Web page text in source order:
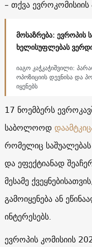
– თქვა ევროკომისიის
მოსაზრება: ევროპის
ხელისუფლებას
იაგო კაჭკაჭიშვილი:
ოპოზიციის დევნისა და
იყენებს
17 ნოემბერს
საბოლოოდ
რომელიც
და ეფექტიანად
მესამე
გამოიყენება ან
ინტერესებს.
ევროპის კომისიის